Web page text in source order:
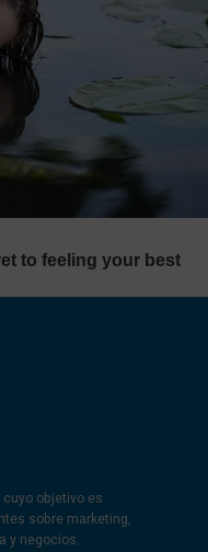
objetivo es
sobre marketing,
y negocios.